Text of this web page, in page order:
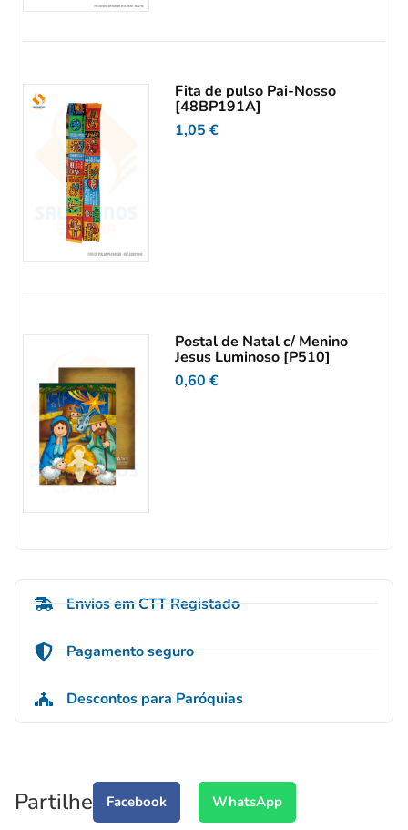
Fita de pulso Pai-Nosso
[48BP191A]
1,05€
Postal de Natal c/ Menino
Jesus Luminoso [P510]
0,60€
Envios em CTT Registado
Pagamento seguro
Descontos para Paróquias
Partilhe Facebook WhatsApp